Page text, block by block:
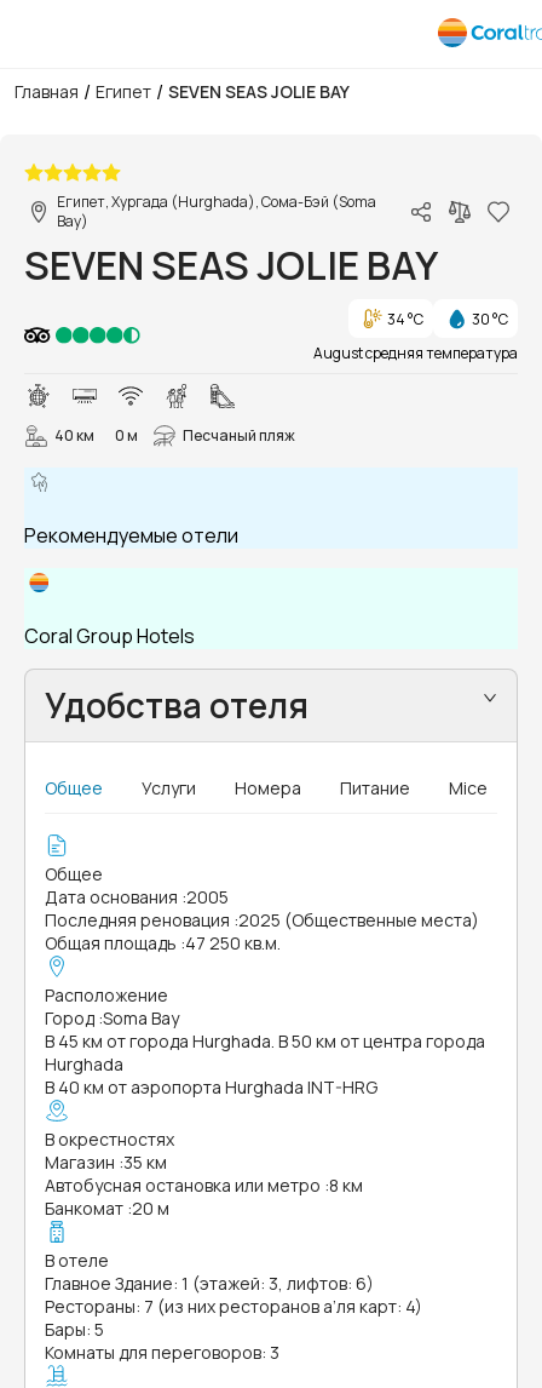
Главная / Египет / SEVEN SEAS JOLIE BAY
Египет, Хургада (Hurghada), Сома-Бэй (Soma
Bay)
SEVEN SEAS JOLIE BAY
34 °C
30 °C
August средняя температура
40 км 0 м Песчаный пляж
Рекомендуемые отели
Coral Group Hotels
Удобства отеля
Общее Услуги Номера Питание Mice
Общее
Дата основания :2005
Последняя реновация :2025 (Общественные места)
Общая площадь :47 250 кв.м.
Расположение
Город :Soma Bay
В 45 км от города Hurghada. В 50 км от центра города
Hurghada
В 40 км от аэропорта Hurghada INT-HRG
В окрестностях
Магазин :35 км
Автобусная остановка или метро :8 км
Банкомат :20 м
В отеле
Главное Здание: 1 (этажей: 3, лифтов: 6)
Рестораны: 7 (из них ресторанов а’ля карт: 4)
Бары: 5
Комнаты для переговоров: 3